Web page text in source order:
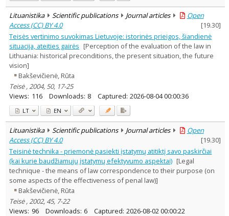
Lituanistika Scientific publications Journal articles
Open
Access (CC) BY 4.0
[19.30]
Teisės vertinimo suvokimas Lietuvoje: istorinės prieigos, šiandienė
situacija, ateities gairės [Perception of the evaluation of the law in
Lithuania: historical preconditions, the present situation, the future
vision]
Bakševičienė, Rūta
Teisė , 2004, 50, 17-25
Views: 116 Downloads: 8 Captured: 2026-08-04 00:00:36
LT EN
Lituanistika Scientific publications Journal articles
Open
Access (CC) BY 4.0
[19.30]
Teisinė technika - priemonė pasiekti įstatymų atitiktį savo paskirčiai
(kai kurie baudžiamųjų įstatymų efektyvumo aspektai) [Legal
technique - the means of law correspondence to their purpose (on
some aspects of the effectiveness of penal law)]
Bakševičienė, Rūta
Teisė , 2002, 45, 7-22
Views: 96 Downloads: 6 Captured: 2026-08-02 00:00:22